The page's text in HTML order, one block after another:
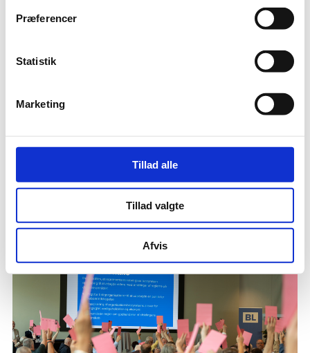
Præferencer
Statistik
Marketing
Tillad alle
Tillad valgte
Afvis
Sådan er reglerne for digital kommunikation